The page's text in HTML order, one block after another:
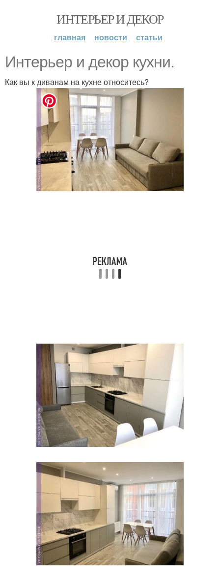
ИНТЕРЬЕР И ДЕКОР
главная новости статьи
Интерьер и декор кухни.
Как вы к диванам на кухне относитесь?